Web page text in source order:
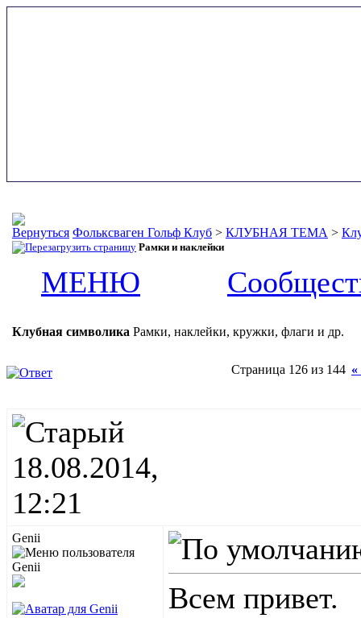
Фольксваген Гольф Клуб > КЛУБНАЯ ТЕМА >
Рамки и наклейки
МЕНЮ
Клубная символика Рамки, наклейки, кружки, флаги и др.
Страница 126 из 144 «
18.08.2014,
12:21
Genii
Всем привет.